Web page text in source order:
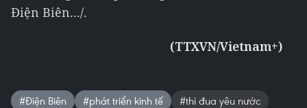
Điện Biên.../.
(TTXVN/Vietnam+)
#Điện Biên #phát triển kinh tế
#thi đua yêu nước